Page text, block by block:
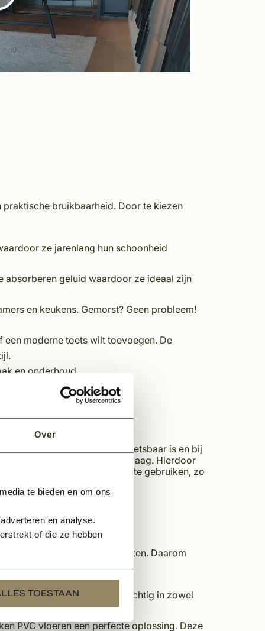
Over
te bieden en om ons
en analyse.
of die ze hebben
TOESTAAN
bruikbaarheid. Door te kiezen
ze jarenlang hun schoonheid
absorberen geluid waardoor ze ideaal zijn
en keukens. Gemorst? Geen probleem!
moderne toets wilt toevoegen. De
en onderhoud.
voor dat de vloer minder kwetsbaar is en bij
met een 0,55mm toplaag. Hierdoor
om viltjes onder meubels te gebruiken, zo
zijn op uw stijl en behoeften. Daarom
visgraatmotief past prachtig in zowel
PVC vloeren een perfecte oplossing. Deze